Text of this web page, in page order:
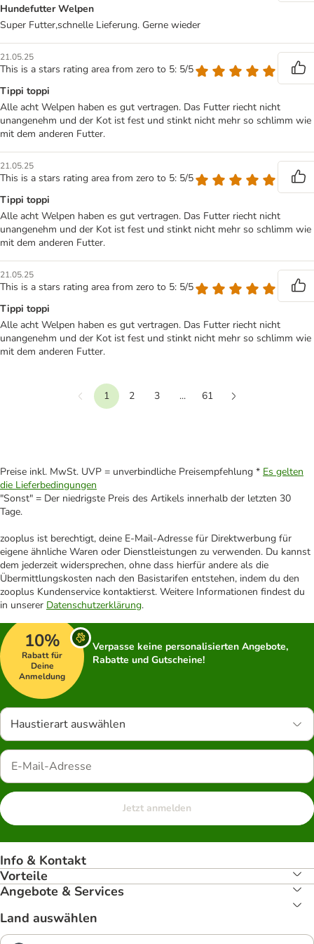
Hundefutter Welpen
Super Futter,schnelle Lieferung. Gerne wieder
21.05.25
This is a stars rating area from zero to 5: 5/5
Tippi toppi
Alle acht Welpen haben es gut vertragen. Das Futter riecht nicht
unangenehm und der Kot ist fest und stinkt nicht mehr so schlimm wie
mit dem anderen Futter.
21.05.25
This is a stars rating area from zero to 5: 5/5
Tippi toppi
Alle acht Welpen haben es gut vertragen. Das Futter riecht nicht
unangenehm und der Kot ist fest und stinkt nicht mehr so schlimm wie
mit dem anderen Futter.
21.05.25
This is a stars rating area from zero to 5: 5/5
Tippi toppi
Alle acht Welpen haben es gut vertragen. Das Futter riecht nicht
unangenehm und der Kot ist fest und stinkt nicht mehr so schlimm wie
mit dem anderen Futter.
Vorherige
1 2 3 ...
61
Preise inkl. MwSt. UVP = unverbindliche Preisempfehlung * Es gelten
die Lieferbedingungen
"Sonst" = Der niedrigste Preis des Artikels innerhalb der letzten 30
Tage.
zooplus ist berechtigt, deine E-Mail-Adresse für Direktwerbung für
eigene ähnliche Waren oder Dienstleistungen zu verwenden. Du kannst
dem jederzeit widersprechen, ohne dass hierfür andere als die
Übermittlungskosten nach den Basistarifen entstehen, indem du den
zooplus Kundenservice kontaktierst. Weitere Informationen findest du
in unserer Datenschutzerklärung.
10%
Rabatt für
Deine
Anmeldung
Verpasse keine personalisierten Angebote,
Rabatte und Gutscheine!
Haustierart auswählen
Jetzt anmelden
Info & Kontakt
Vorteile
Angebote & Services
Land auswählen